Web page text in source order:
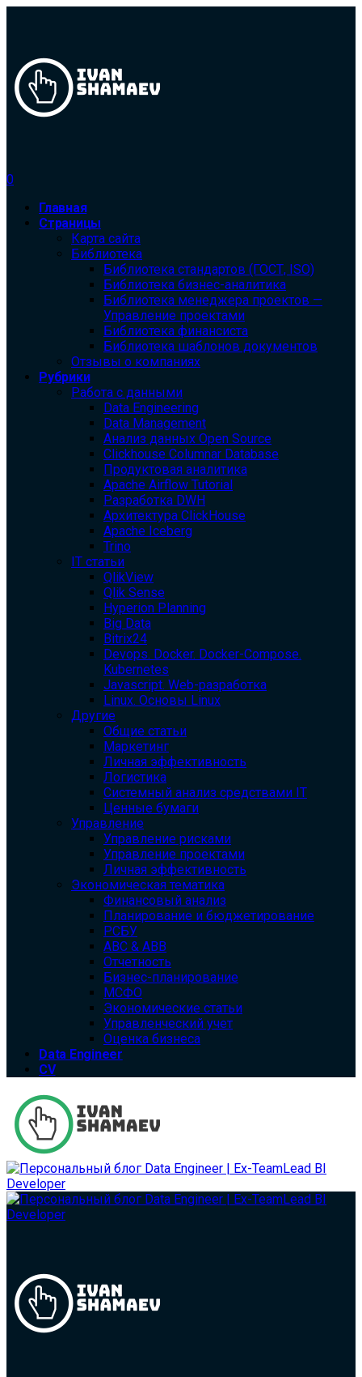
0
Главная
Страницы
Карта сайта
Библиотека
Библиотека cтандартов (ГОСТ, ISO)
Библиотека бизнес-аналитика
Библиотека менеджера проектов —
Управление проектами
Библиотека финансиста
Библиотека шаблонов документов
Отзывы о компаниях
Рубрики
Работа с данными
Data Engineering
Data Management
Анализ данных Open Source
Clickhouse Columnar Database
Продуктовая аналитика
Apache Airflow Tutorial
Разработка DWH
Архитектура ClickHouse
Apache Iceberg
Trino
IT статьи
QlikView
Qlik Sense
Hyperion Planning
Big Data
Bitrix24
Devops. Docker. Docker-Compose.
Kubernetes
Javascript. Web-разработка
Linux. Основы Linux
Другие
Общие статьи
Маркетинг
Личная эффективность
Логистика
Системный анализ средствами IT
Ценные бумаги
Управление
Управление рисками
Управление проектами
Личная эффективность
Экономическая тематика
Финансовый анализ
Планирование и бюджетирование
РСБУ
ABC & ABB
Отчетность
Бизнес-планирование
МСФО
Экономические статьи
Управленческий учет
Оценка бизнеса
Data Engineer
CV